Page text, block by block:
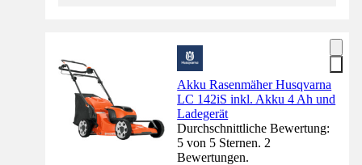
Akku Rasenmäher Husqvarna
LC 142iS inkl. Akku 4 Ah und
Ladegerät
Durchschnittliche Bewertung:
5 von 5 Sternen. 2
Bewertungen.